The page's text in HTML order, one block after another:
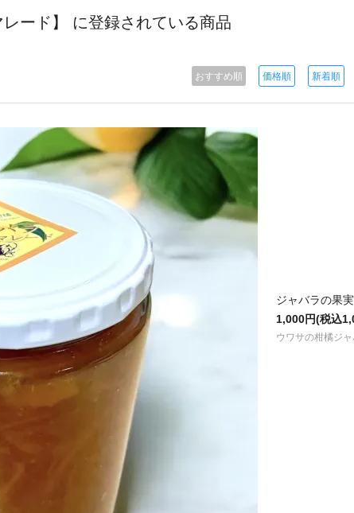
ード】 に登録されている商品
おすすめ順 価格順 新着順
ジャバラの果
1,000円(税込
ウワサの柑橘ジ